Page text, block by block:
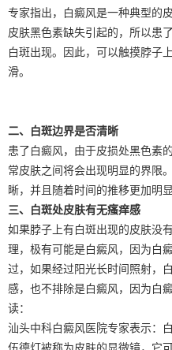
专家指出，白癜风是一种典型的
皮肤黑色素缺失引起的，所以患
白斑出现。因此，可以触摸脖子
滑。
二、白斑边界是否清晰
患了白癜风，由于皮损处黑色素
常皮肤之间将会出现明显的界限
晰，并且随着时间的推移更加明
三、白斑处皮肤有无瘙痒感
如果脖子上有白斑出现的皮肤没
理，极有可能是白癜风，因为白
过，如果经过阳光长时间照射，
感，也不排除是白癜风，因为白
读：
汕头中科白癜风医院专家表示：